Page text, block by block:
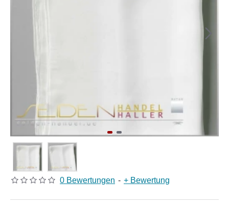
0 Bewertungen - + Bewertung